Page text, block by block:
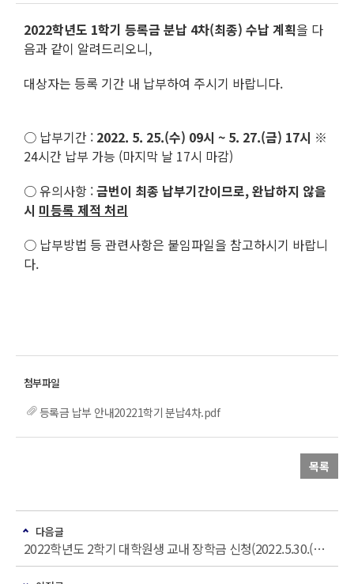
2022학년도 1학기 등록금 분납 4차(최종) 수납 계획을 다
음과 같이 알려드리오니,
대상자는 등록 기간 내 납부하여 주시기 바랍니다.
○ 납부기간 : 2022. 5. 25.(수) 09시 ~ 5. 27.(금) 17시 ※
24시간 납부 가능 (마지막 날 17시 마감)
○ 유의사항 :금번이 최종 납부기간이므로, 완납하지 않을
시 미등록 제적 처리
○ 납부방법 등 관련사항은 붙임파일을 참고하시기 바랍니
다.
등록금 납부 안내20221학기 분납4차.pdf
목록
다음글
2022학년도 2학기 대학원생 교내 장학금 신청(2022.5.30.(월) ~ 2022.6.17.(금)(재학생 대상)